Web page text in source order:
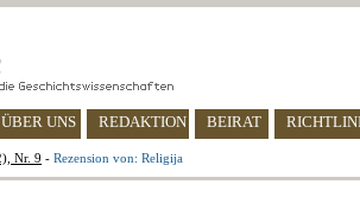
ÜBER UNS REDAKTION BEIRAT
Nr. 9 - Rezension von: Religija